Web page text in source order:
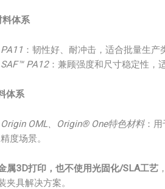
料体系
PA11 ：韧性好、耐冲击，适合批量生产
SAF™ PA12：兼顾强度和尺寸稳定性，
体系
Origin OML、Origin® One特色材料：用
精度场景。
属3D打印，也不使用光固化/SLA工艺
夹具解决方案。